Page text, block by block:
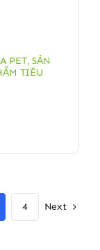
PET,SẢN
TIÊU
4 Next